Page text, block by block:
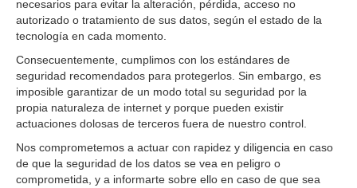
necesarios para evitar la alteración, pérdida, acceso no
autorizado o tratamiento de sus datos, según el estado de la
tecnología en cada momento.
Consecuentemente, cumplimos con los estándares de
seguridad recomendados para protegerlos. Sin embargo, es
imposible garantizar de un modo total su seguridad por la
propia naturaleza de internet y porque pueden existir
actuaciones dolosas de terceros fuera de nuestro control.
Nos comprometemos a actuar con rapidez y diligencia en caso
de que la seguridad de los datos se vea en peligro o
comprometida, y a informarte sobre ello en caso de que sea